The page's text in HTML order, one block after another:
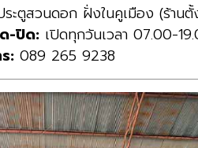
ระตูสวนดอก ฝั่งในคูเมือง (ร้าน
ด-ปิด: เปิดทุกวันเวลา 07.00-
: 089 265 9238